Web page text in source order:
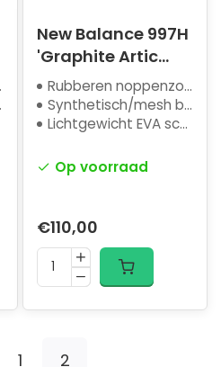
New Balance 997H
'Graphite Artic
Grey'
Rubberen noppenzool
Synthetisch/mesh bovenwerk
Lichtgewicht EVA schuim
Op voorraad
€110,00
1 2